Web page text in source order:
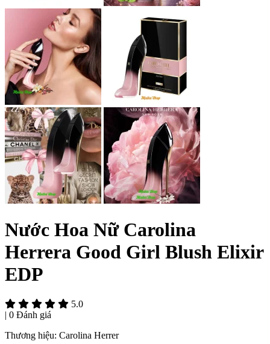
Nước Hoa Nữ Carolina
Herrera Good Girl Blush Elixir
EDP
5.0
| 0 Đánh giá
Thương hiệu: Carolina Herrer